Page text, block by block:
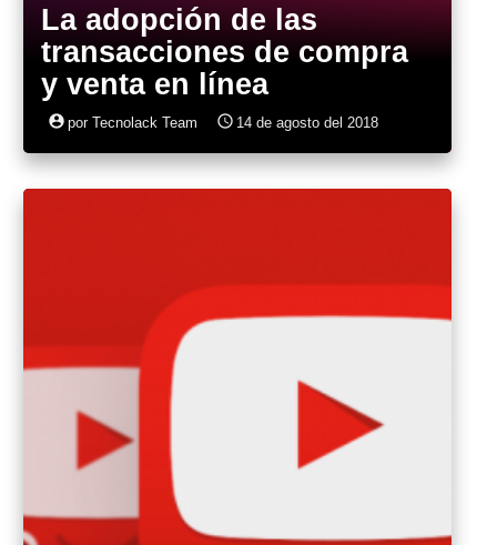
La adopción de las
transacciones de compra
y venta en línea
account_circle por Tecnolack Team access_time 14 de agosto del 2018